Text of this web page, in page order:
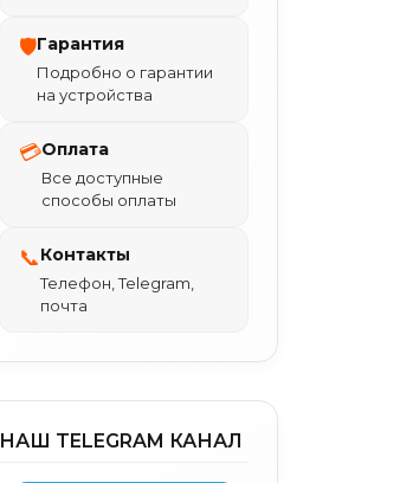
🛡Гарантия
Подробно о гарантии
на устройства
💳Оплата
Все доступные
способы оплаты
📞Контакты
Телефон, Telegram,
почта
НАШ TELEGRAM КАНАЛ